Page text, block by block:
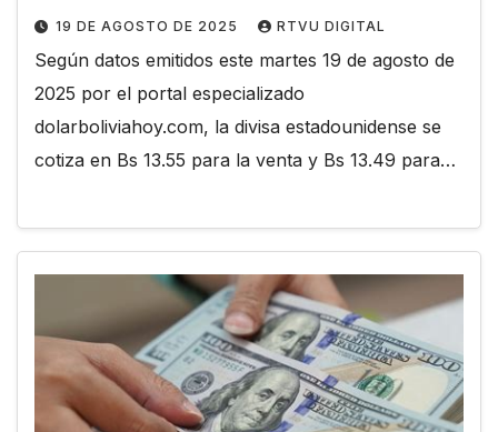
19 DE AGOSTO DE 2025 RTVU DIGITAL
Según datos emitidos este martes 19 de agosto de
2025 por el portal especializado
dolarboliviahoy.com, la divisa estadounidense se
cotiza en Bs 13.55 para la venta y Bs 13.49 para…